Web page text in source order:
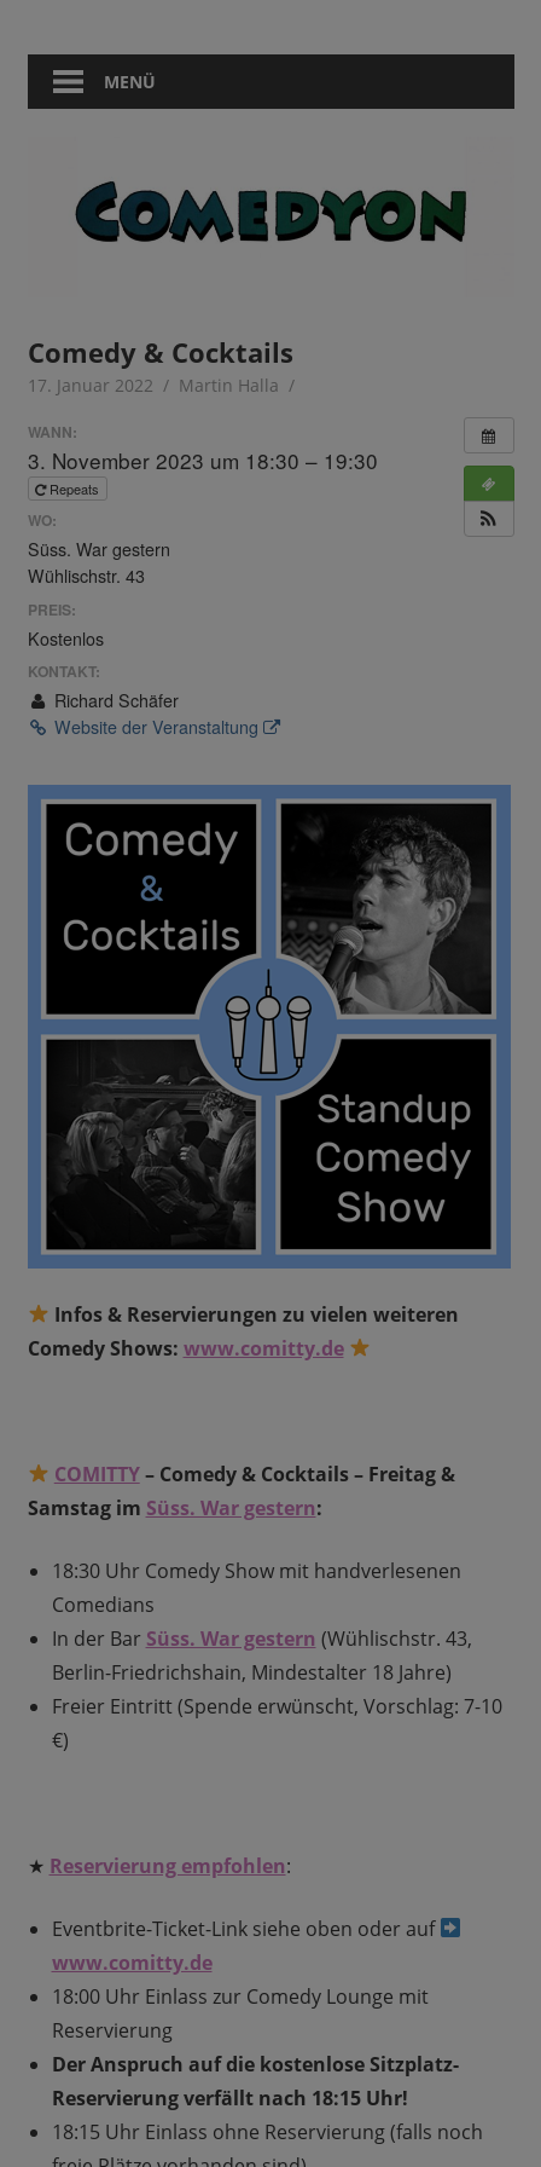
springen
Comedyon
Berlin
MENÜ
Comedy & Cocktails
17. Januar 2022 Martin Halla
WANN:
3. November 2023 um 18:30 – 19:30
Repeats
WO:
Süss. War gestern
Wühlischstr. 43
PREIS:
Kostenlos
KONTAKT:
Richard Schäfer
Website der Veranstaltung
Infos & Reservierungen zu vielen weiteren
Comedy Shows: www.comitty.de
COMITTY– Comedy & Cocktails – Freitag &
Samstag im Süss. War gestern:
18:30 Uhr Comedy Show mit handverlesenen
Comedians
In der Bar Süss. War gestern (Wühlischstr. 43,
Berlin-Friedrichshain, Mindestalter 18 Jahre)
Freier Eintritt (Spende erwünscht, Vorschlag: 7-10
€)
★ Reservierung empfohlen:
Eventbrite-Ticket-Link siehe oben oder auf
www.comitty.de
18:00 Uhr Einlass zur Comedy Lounge mit
Reservierung
Der Anspruch auf die kostenlose Sitzplatz-
Reservierung verfällt nach 18:15 Uhr!
18:15 Uhr Einlass ohne Reservierung (falls noch